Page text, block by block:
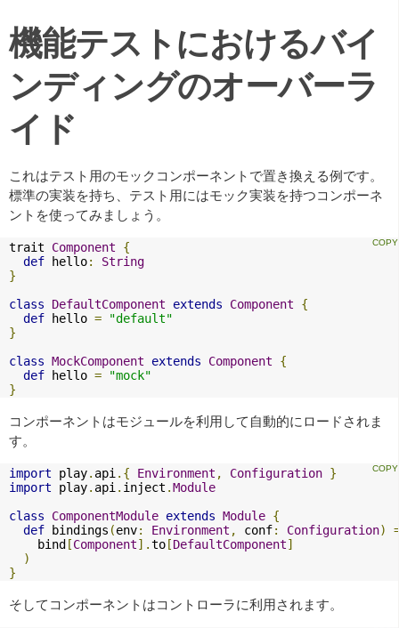
機能テストにおけるバイ
ンディングのオーバーラ
イド
これはテスト用のモックコンポーネントで置き換える例です。
標準の実装を持ち、テスト用にはモック実装を持つコンポーネ
ントを使ってみましょう。
trait Component
{
def hello:
String
}
class
DefaultComponent extends Component
{
def hello =
"default"
}
class MockComponent extends Component
{
def hello =
"mock"
}
コンポーネントはモジュールを利用して自動的にロードされま
す。
import play. api.{ Environment , Configuration }
import play. api. inject .Module
class
ComponentModule extends Module {
def bindings (env: Environment , conf: Configuration)
    bind
[Component].to [DefaultComponent]
)
}
そしてコンポーネントはコントローラに利用されます。